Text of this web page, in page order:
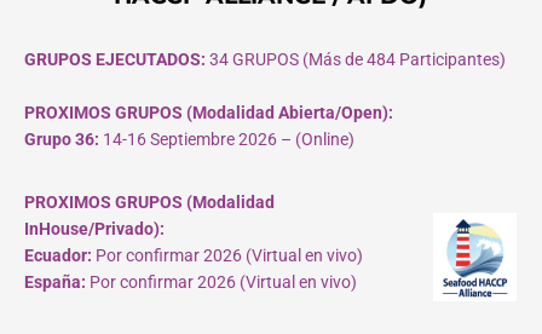
GRUPOS EJECUTADOS: 34 GRUPOS (Más de 484 Participantes)
PROXIMOS GRUPOS (Modalidad Abierta/Open):
Grupo 36: 14-16 Septiembre 2026 – (Online)
PROXIMOS GRUPOS (Modalidad
InHouse/Privado):
Ecuador: Por confirmar 2026 (Virtual en vivo)
España: Por confirmar 2026 (Virtual en vivo)